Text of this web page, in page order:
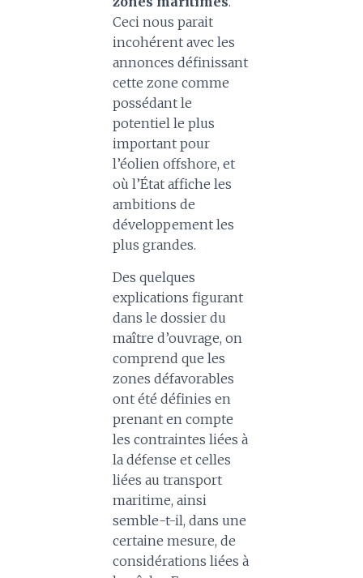
Ceci nous parait
incohérent avec les
annonces définissant
cette zone comme
possédant le
potentiel le plus
important pour
l’éolien offshore, et
où l’État affiche les
ambitions de
développement les
plus grandes.
Des quelques
explications figurant
dans le dossier du
maître d’ouvrage, on
comprend que les
zones défavorables
ont été définies en
prenant en compte
les contraintes liées à
la défense et celles
liées au transport
maritime, ainsi
semble-t-il, dans une
certaine mesure, de
considérations liées à